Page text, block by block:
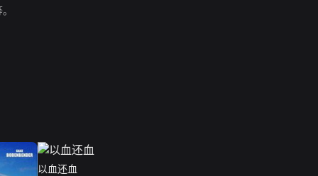
以血还血